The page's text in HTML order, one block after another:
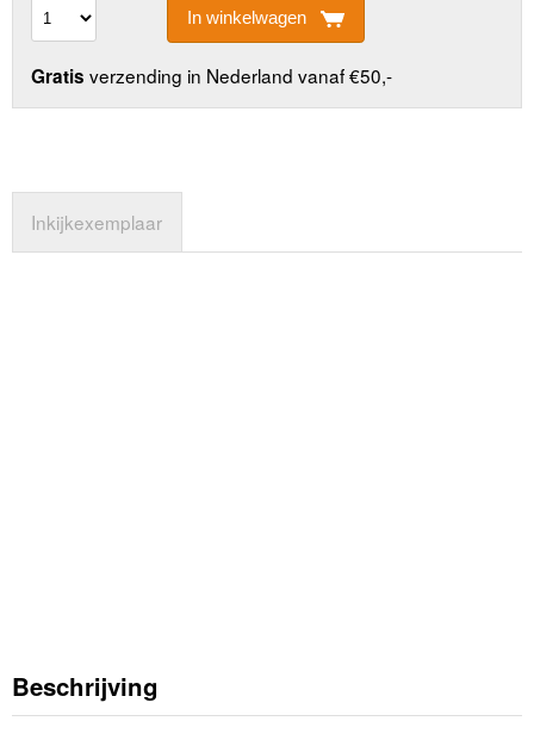
In winkelwagen
Gratis verzending in Nederland vanaf €50,-
Inkijkexemplaar
Beschrijving